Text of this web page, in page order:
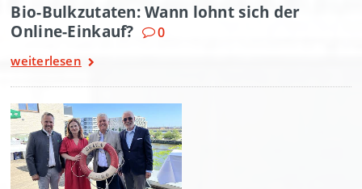
Bio-Bulkzutaten: Wann lohnt sich der
Online-Einkauf?
0
weiterlesen